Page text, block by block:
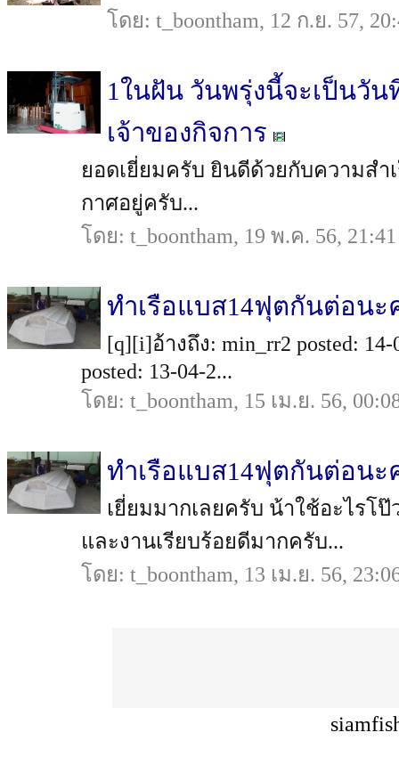
โดย: t_boontham, 12 ก.ย. 57,
1ในฝัน วันพรุ่งนี้จะเป็นวัน
เจ้าของกิจการ
ยอดเยี่ยมครับ ยินดีด้วยกับความสำ
กาศอยู่ครับ...
โดย: t_boontham, 19 พ.ค. 56, 21:41
ทำเรือแบส14ฟุตกันต่อนะ
[q][i]อ้างถึง: min_rr2 posted:
posted: 13-04-2...
โดย: t_boontham, 15 เม.ย. 56,
ทำเรือแบส14ฟุตกันต่อนะ
เยี่ยมมากเลยครับ น้าใช้อะไรโ
และงานเรียบร้อยดีมากครับ...
โดย: t_boontham, 13 เม.ย. 56,